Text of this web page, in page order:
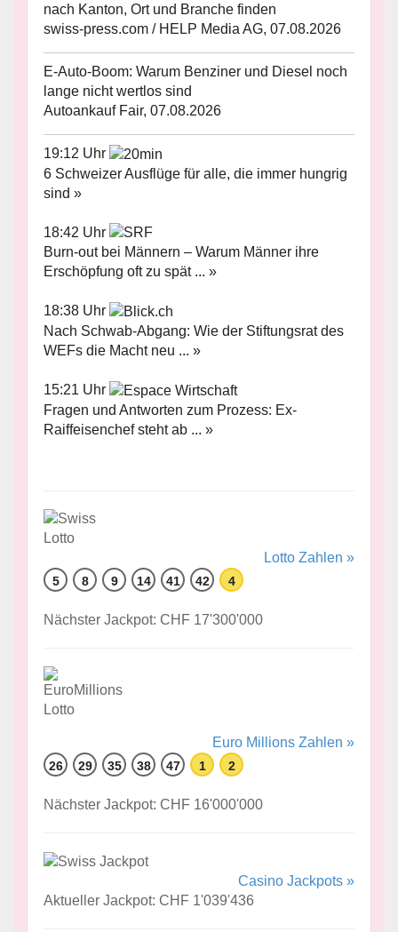
nach Kanton, Ort und Branche finden
swiss-press.com / HELP Media AG, 07.08.2026
E-Auto-Boom: Warum Benziner und Diesel noch
lange nicht wertlos sind
Autoankauf Fair, 07.08.2026
19:12 Uhr
6 Schweizer Ausflüge für alle, die immer hungrig
sind »
18:42 Uhr
Burn-out bei Männern – Warum Männer ihre
Erschöpfung oft zu spät ... »
18:38 Uhr
Nach Schwab-Abgang: Wie der Stiftungsrat des
WEFs die Macht neu ... »
15:21 Uhr
Fragen und Antworten zum Prozess: Ex-
Raiffeisenchef steht ab ... »
Lotto Zahlen »
5 8 9 14 41 42 4
Nächster Jackpot: CHF 17'300'000
Euro Millions Zahlen »
26 29 35 38 47 1 2
Nächster Jackpot: CHF 16'000'000
Casino Jackpots »
Aktueller Jackpot: CHF 1'039'436